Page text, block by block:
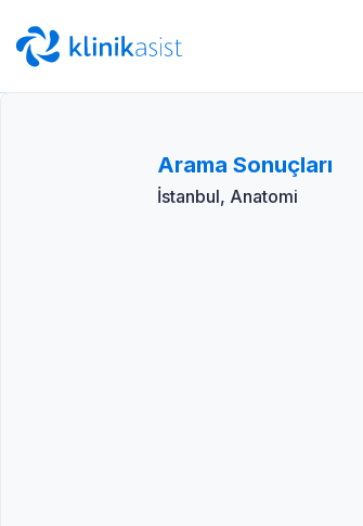
Arama Sonuçları
İstanbul, Anatomi